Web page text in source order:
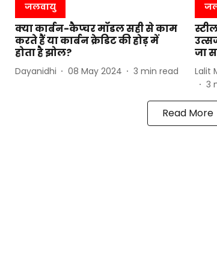
जलवायु
क्या कार्बन-कैप्चर मॉडल सही से काम
करते हैं या कार्बन क्रेडिट की होड़ में
होता है झोल?
Dayanidhi 08 May 2024 3 min read
जा
Lalit
3
Read More